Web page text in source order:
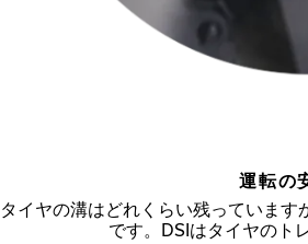
運転の
タイヤの溝はどれくらい残っていま
です。DSIはタイヤのト